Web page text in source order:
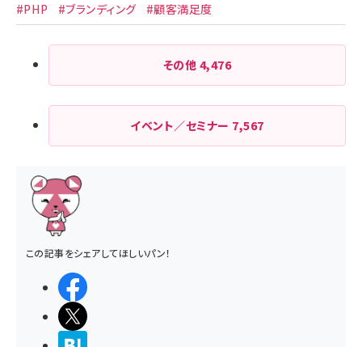
#PHP #ブランディング #顧客満足度
その他 4,476
イベント／セミナー 7,567
この記事をシェアしてほしいパン！